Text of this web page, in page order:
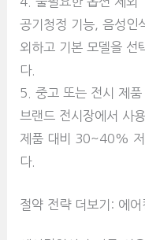
공기청정 기능, 음성인
외하고 기본 모델을 선
다.
5. 중고 또는 전시 제품
브랜드 전시장에서 사
제품 대비 30~40% 저
다.
절약 전략 더보기: 에